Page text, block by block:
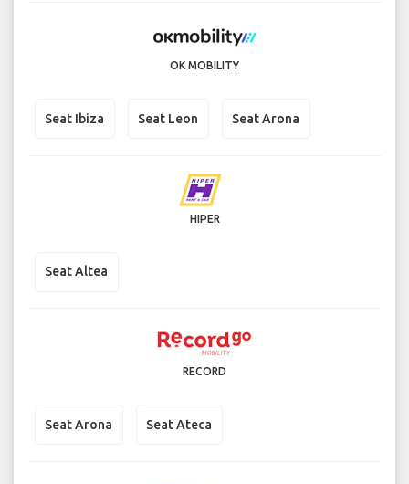
OK MOBILITY
Seat Ibiza Seat Leon Seat Arona
HIPER
Seat Altea
RECORD
Seat Arona Seat Ateca